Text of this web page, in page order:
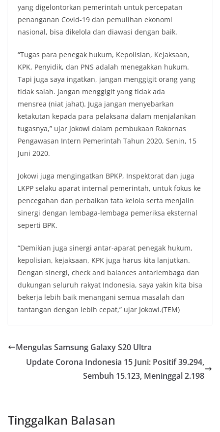
yang digelontorkan pemerintah untuk percepatan
penanganan Covid-19 dan pemulihan ekonomi
nasional, bisa dikelola dan diawasi dengan baik.
“Tugas para penegak hukum, Kepolisian, Kejaksaan,
KPK, Penyidik, dan PNS adalah menegakkan hukum.
Tapi juga saya ingatkan, jangan menggigit orang yang
tidak salah. Jangan menggigit yang tidak ada
mensrea (niat jahat). Juga jangan menyebarkan
ketakutan kepada para pelaksana dalam menjalankan
tugasnya,” ujar Jokowi dalam pembukaan Rakornas
Pengawasan Intern Pemerintah Tahun 2020, Senin, 15
Juni 2020.
Jokowi juga mengingatkan BPKP, Inspektorat dan juga
LKPP selaku aparat internal pemerintah, untuk fokus ke
pencegahan dan perbaikan tata kelola serta menjalin
sinergi dengan lembaga-lembaga pemeriksa eksternal
seperti BPK.
“Demikian juga sinergi antar-aparat penegak hukum,
kepolisian, kejaksaan, KPK juga harus kita lanjutkan.
Dengan sinergi, check and balances antarlembaga dan
dukungan seluruh rakyat Indonesia, saya yakin kita bisa
bekerja lebih baik menangani semua masalah dan
tantangan dengan lebih cepat,” ujar Jokowi.(TEM)
Mengulas Samsung Galaxy S20 Ultra
Update Corona Indonesia 15 Juni: Positif 39.294,
Sembuh 15.123, Meninggal 2.198
Tinggalkan Balasan